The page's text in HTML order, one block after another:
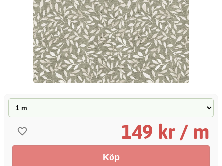
149 kr / m